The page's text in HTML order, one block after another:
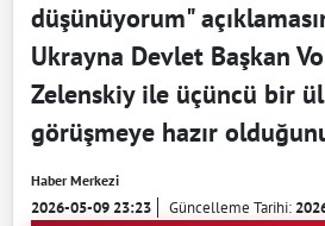
düşünüyorum"
Ukrayna Devlet Başkan
Zelenskiy ile üçüncü bir
görüşmeye hazır
Haber Merkezi
2026-05-09 23:23 Güncelleme Tarihi: